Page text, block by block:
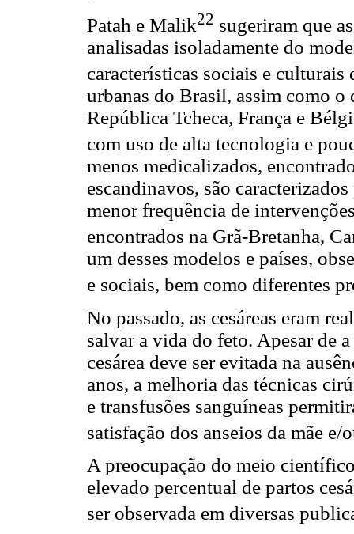
Patah e Malik22 sugeriram que
analisadas isoladamente do
características sociais e culturais
urbanas do Brasil, assim como
República Tcheca, França e
com uso de alta tecnologia e
menos medicalizados,
escandinavos, são
menor frequência de
encontrados na Grã-Bretanha,
um desses modelos e países,
e sociais, bem como diferentes
No passado, as cesáreas eram
salvar a vida do feto. Apesar de
cesárea deve ser evitada na
anos, a melhoria das técnicas
e transfusões sanguíneas
satisfação dos anseios da mãe e/
A preocupação do meio
elevado percentual de partos
ser observada em diversas